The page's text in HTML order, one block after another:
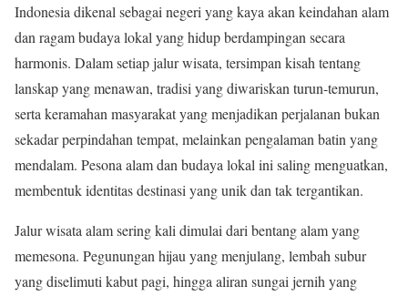
Indonesia dikenal sebagai negeri yang kaya akan keindahan alam
dan ragam budaya lokal yang hidup berdampingan secara
harmonis. Dalam setiap jalur wisata, tersimpan kisah tentang
lanskap yang menawan, tradisi yang diwariskan turun-temurun,
serta keramahan masyarakat yang menjadikan perjalanan bukan
sekadar perpindahan tempat, melainkan pengalaman batin yang
mendalam. Pesona alam dan budaya lokal ini saling menguatkan,
membentuk identitas destinasi yang unik dan tak tergantikan.
Jalur wisata alam sering kali dimulai dari bentang alam yang
memesona. Pegunungan hijau yang menjulang, lembah subur
yang diselimuti kabut pagi, hingga aliran sungai jernih yang